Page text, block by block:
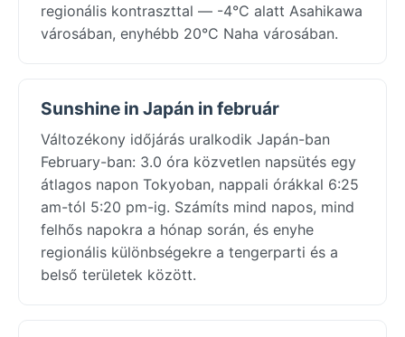
regionális kontraszttal — -4°C alatt Asahikawa
városában, enyhébb 20°C Naha városában.
Sunshine in Japán in február
Változékony időjárás uralkodik Japán-ban
February-ban: 3.0 óra közvetlen napsütés egy
átlagos napon Tokyoban, nappali órákkal 6:25
am-tól 5:20 pm-ig. Számíts mind napos, mind
felhős napokra a hónap során, és enyhe
regionális különbségekre a tengerparti és a
belső területek között.